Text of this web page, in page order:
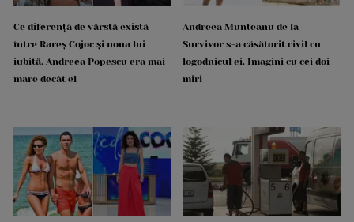
Ce diferență de vârstă există
între Rareș Cojoc și noua lui
iubită. Andreea Popescu era mai
mare decât el
Andreea Munteanu de la
Survivor s-a căsătorit civil cu
logodnicul ei. Imagini cu cei doi
miri